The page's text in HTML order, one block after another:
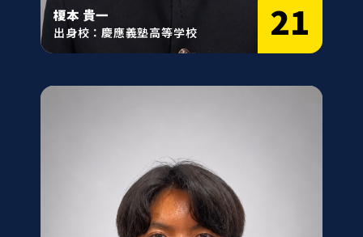
21
榎本 貴一
出身校：慶應義塾高等学校